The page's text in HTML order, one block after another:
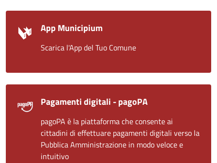
App Municipium
Scarica l'App del Tuo Comune
Pagamenti digitali - pagoPA
pagoPA è la piattaforma che consente ai
cittadini di effettuare pagamenti digitali verso la
Pubblica Amministrazione in modo veloce e
intuitivo